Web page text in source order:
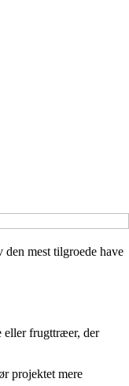
mest tilgroede have
eller frugttræer, der
projektet mere